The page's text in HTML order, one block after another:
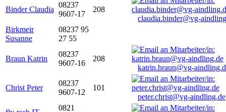
Binder Claudia
08237
9607-17
208
claudia.binder@vg-
Birkmeir
Susanne
08237 95
27 55
Braun Katrin
08237
9607-16
208
katrin.braun@vg-
Christ Peter
08237
9607-12
101
peter.christ@vg-aindling.de
0821